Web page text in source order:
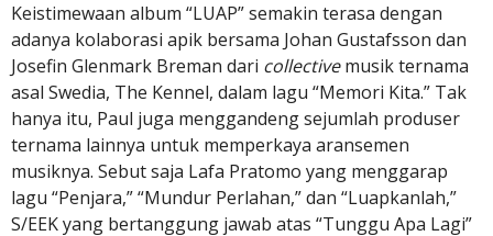
Keistimewaan album “LUAP” semakin terasa dengan
adanya kolaborasi apik bersama Johan Gustafsson dan
Josefin Glenmark Breman dari collectivemusik ternama
asal Swedia, The Kennel, dalam lagu “Memori Kita.” Tak
hanya itu, Paul juga menggandeng sejumlah produser
ternama lainnya untuk memperkaya aransemen
musiknya. Sebut saja Lafa Pratomo yang menggarap
lagu “Penjara,” “Mundur Perlahan,” dan “Luapkanlah,”
S/EEK yang bertanggung jawab atas “Tunggu Apa Lagi”